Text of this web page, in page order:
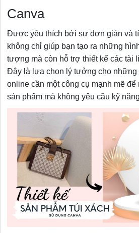
Canva
Được yêu thích bởi sự đơn giản và
không chỉ giúp bạn tạo ra những
tượng mà còn hỗ trợ thiết kế các tài
Đây là lựa chọn lý tưởng cho
online cần một công cụ mạnh mẽ để
sản phẩm mà không yêu cầu kỹ